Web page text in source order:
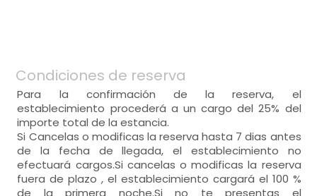
- incluye: sábanas, toallas,
parking gratuito,
Distribución:
salón
-sillón = 2, sofá tres plazas, mesa auxiliar, mesa
para cuatro,
- tv,
- calefacción,
solarium, bonitas vistas,
cocina
- cocina americana integrada en el salón
- vitrocerámicamicroondas, frigorífico,
-menaje de cocina, cafetera, batidora ,
tostadora,
Condiciones de reserva
Para la confirmación de la reserva, el
establecimiento procederá a un cargo del 25% del
importe total de la estancia.
Si Cancelas o modificas la reserva hasta 7 dias antes
de la fecha de llegada, el establecimiento no
efectuará cargos.Si cancelas o modificas la reserva
fuera de plazo , el establecimiento cargará el 100 %
de la primera noche.Si no te presentas el